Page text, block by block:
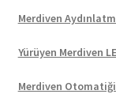
Merdiven
Yürüyen Merdiven
Merdiven